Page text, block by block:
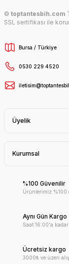
© toptantesbih.com
SSL sertifikası ile
Bursa / Türkiye
0530 229 4520
Üyelik
Kurumsal
%100 Güvenilir
Ürünlerimiz %100
Aynı Gün Kargo
Saat 16:00'a
Ücretsiz kargo
3000₺ ve üzeri